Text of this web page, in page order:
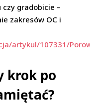
gradobicie –
zakresów OC i
artykul/107331/
krok po